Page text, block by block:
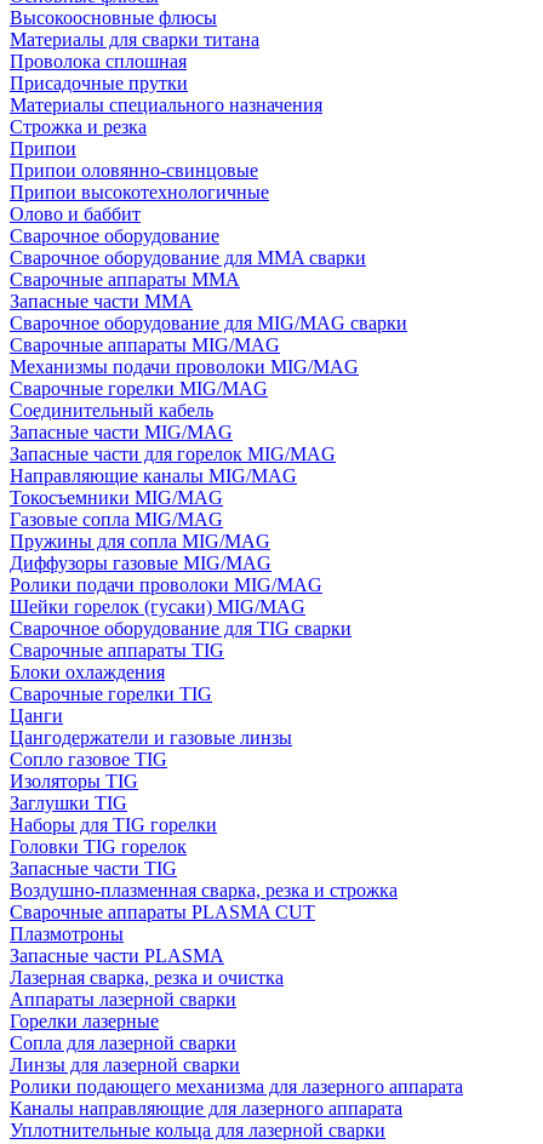
Высокоосновные флюсы
Материалы для сварки титана
Проволока сплошная
Присадочные прутки
Материалы специального назначения
Строжка и резка
Припои
Припои оловянно-свинцовые
Припои высокотехнологичные
Олово и баббит
Сварочное оборудование
Сварочное оборудование для MMA сварки
Сварочные аппараты MMA
Запасные части MMA
Сварочное оборудование для MIG/MAG сварки
Сварочные аппараты MIG/MAG
Механизмы подачи проволоки MIG/MAG
Сварочные горелки MIG/MAG
Соединительный кабель
Запасные части MIG/MAG
Запасные части для горелок MIG/MAG
Направляющие каналы MIG/MAG
Токосъемники MIG/MAG
Газовые сопла MIG/MAG
Пружины для сопла MIG/MAG
Диффузоры газовые MIG/MAG
Ролики подачи проволоки MIG/MAG
Шейки горелок (гусаки) MIG/MAG
Сварочное оборудование для TIG сварки
Сварочные аппараты TIG
Блоки охлаждения
Сварочные горелки TIG
Цанги
Цангодержатели и газовые линзы
Сопло газовое TIG
Изоляторы TIG
Заглушки TIG
Наборы для TIG горелки
Головки TIG горелок
Запасные части TIG
Воздушно-плазменная сварка, резка и строжка
Сварочные аппараты PLASMA CUT
Плазмотроны
Запасные части PLASMA
Лазерная сварка, резка и очистка
Аппараты лазерной сварки
Горелки лазерные
Сопла для лазерной сварки
Линзы для лазерной сварки
Ролики подающего механизма для лазерного аппарата
Каналы направляющие для лазерного аппарата
Уплотнительные кольца для лазерной сварки